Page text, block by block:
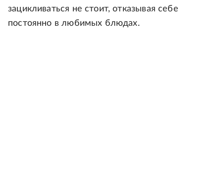
зацикливаться не стоит, отказывая себе
постоянно в любимых блюдах.